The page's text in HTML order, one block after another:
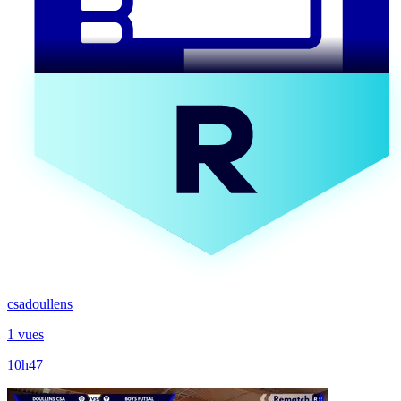
csadoullens
1 vues
10h47